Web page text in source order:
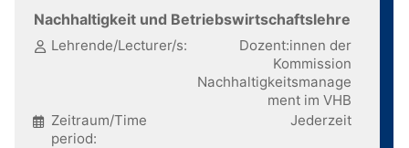
Nachhaltigkeit und Betriebswirtschaftslehre
Lehrende/Lecturer/s:
Dozent:innen der
Kommission
Nachhaltigkeitsmanage
ment im VHB
Zeitraum/Time
period:
Jederzeit